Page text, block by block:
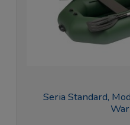
Seria Standard,